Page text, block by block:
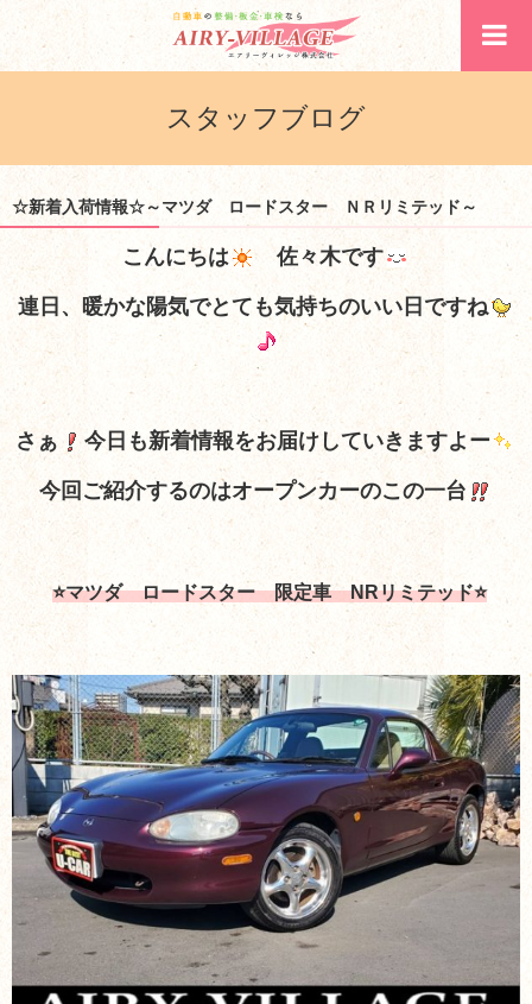
スタッフブログ
☆新着入荷情報☆～マツダ ロードスター ＮＲリミテッド～
こんにちは 佐々木です
連日、暖かな陽気でとても気持ちのいい日ですね
さぁ 今日も新着情報をお届けしていきますよー
今回ご紹介するのはオープンカーのこの一台
⭐マツダ ロードスター 限定車 NRリミテッド⭐